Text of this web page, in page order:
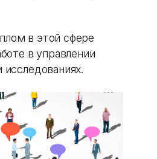
в этой сфере
в управлении